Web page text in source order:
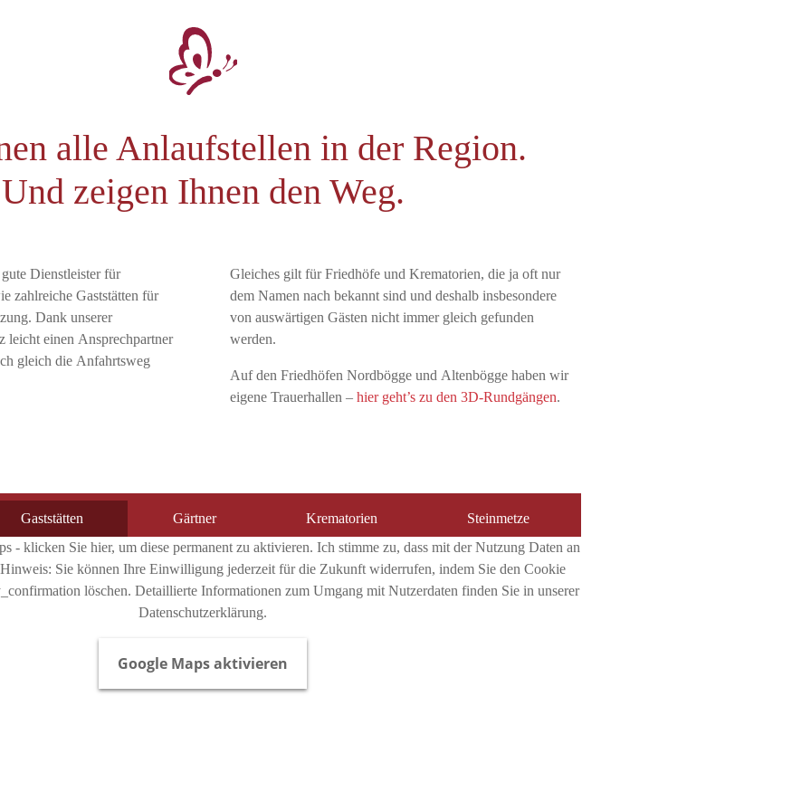
alle Anlaufstellen in der Region.
Und zeigen Ihnen den Weg.
Dienstleister für
zahlreiche Gaststätten für
Dank unserer
leicht einen Ansprechpartner
gleich die Anfahrtsweg
Gleiches gilt für Friedhöfe und Krematorien, die ja oft nur
dem Namen nach bekannt sind und deshalb insbesondere
von auswärtigen Gästen nicht immer gleich gefunden
werden.
Auf den Friedhöfen Nordbögge und Altenbögge haben wir
eigene Trauerhallen – hier geht’s zu den 3D-Rundgängen.
Gaststätten Gärtner Krematorien
Steinmetze
- klicken Sie hier, um diese permanent zu aktivieren. Ich stimme zu, dass mit der Nutzung Daten an
Sie können Ihre Einwilligung jederzeit für die Zukunft widerrufen, indem Sie den Cookie
löschen. Detaillierte Informationen zum Umgang mit Nutzerdaten finden Sie in unserer
Datenschutzerklärung.
Google Maps aktivieren